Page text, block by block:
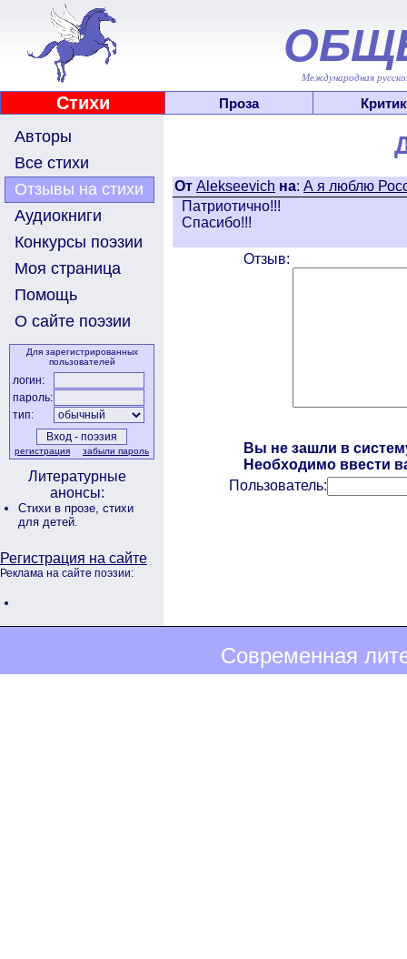
Международная
Стихи Проза
Авторы
Все стихи
Отзывы на стихи
Аудиокниги
Конкурсы поэзии
Моя страница
Помощь
О сайте поэзии
Для зарегистрированных
пользователей
логин:
пароль:
тип:
регистрация забыли пароль
Литературные
анонсы:
Стихи в прозе, стихи
для детей.
Регистрация на сайте
Реклама на сайте поэзии:
От Alekseevich на: А я люблю
Патриотично!!!
Спасибо!!!
Отзыв:
Вы не зашли в
Необходимо ввести
Пользователь:
Современная